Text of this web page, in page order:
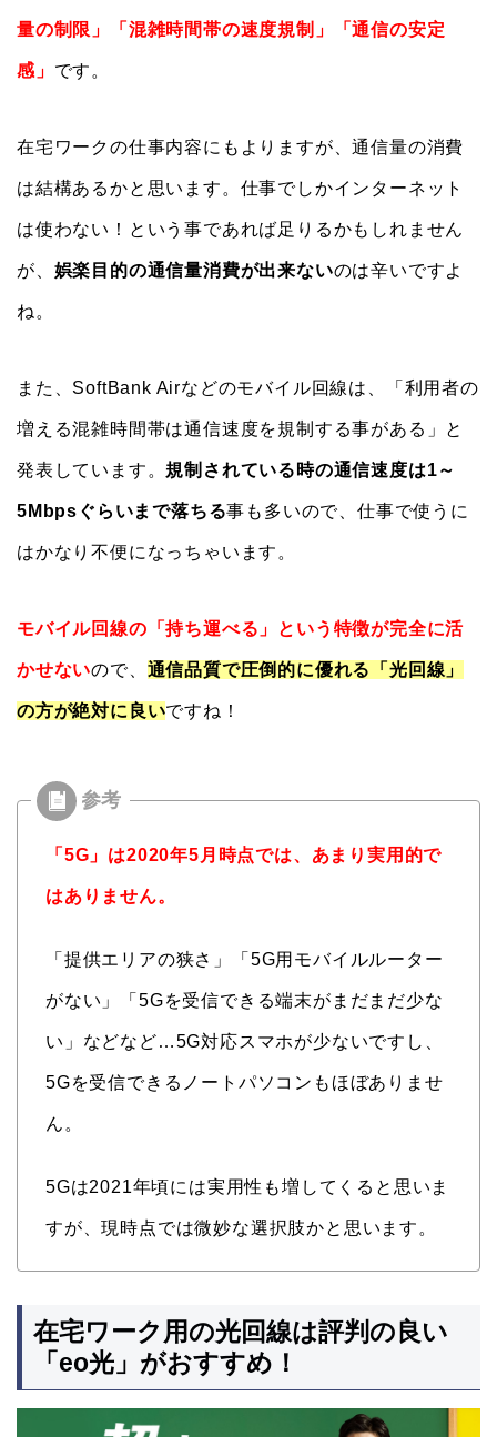
量の制限」「混雑時間帯の速度規制」「通信の安定
感」 です。
在宅ワークの仕事内容にもよりますが、通信量の消費
は結構あるかと思います。仕事でしかインターネット
は使わない！という事であれば足りるかもしれません
が、 娯楽目的の通信量消費が出来ないのは辛いですよ
ね。
また、SoftBank Airなどのモバイル回線は、「利用者の
増える混雑時間帯は通信速度を規制する事がある」と
発表しています。規制されている時の通信速度は1～
5Mbpsぐらいまで落ちる事も多いので、仕事で使うに
はかなり不便になっちゃいます。
モバイル回線の「持ち運べる」という特徴が完全に活
かせないので、 通信品質で圧倒的に優れる「光回線」
の方が絶対に良いですね！
「5G」は2020年5月時点では、あまり実用的で
はありません。
「提供エリアの狭さ」「5G用モバイルルーター
がない」「5Gを受信できる端末がまだまだ少な
い」などなど…5G対応スマホが少ないですし、
5Gを受信できるノートパソコンもほぼありませ
ん。
5Gは2021年頃には実用性も増してくると思いま
すが、現時点では微妙な選択肢かと思います。
在宅ワーク用の光回線は評判の良い
「eo光」がおすすめ！